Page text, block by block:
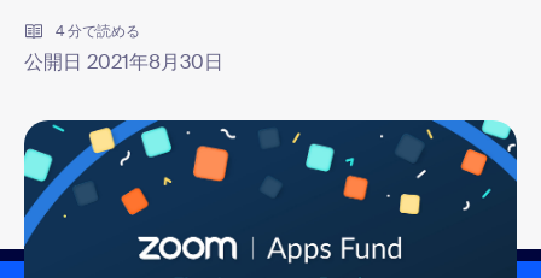
4 分で読める
公開日 2021年8月30日